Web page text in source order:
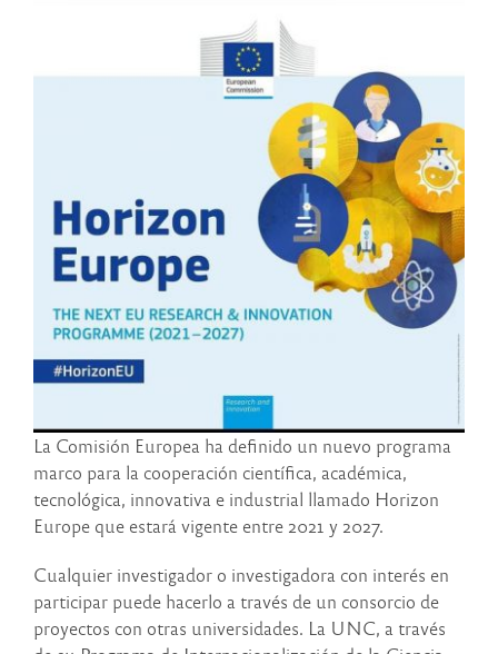
La Comisión Europea ha definido un nuevo programa
marco para la cooperación científica, académica,
tecnológica, innovativa e industrial llamado Horizon
Europe que estará vigente entre 2021 y 2027.
Cualquier investigador o investigadora con interés en
participar puede hacerlo a través de un consorcio de
proyectos con otras universidades. La UNC, a través